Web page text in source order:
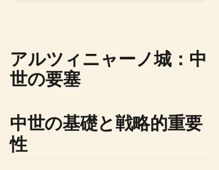
アルツィニャーノ城：中
世の要塞
中世の基礎と戦略的重要
性